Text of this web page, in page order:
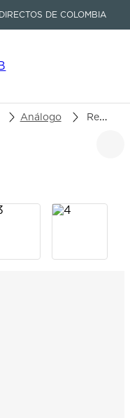
DE COLOMBIA
Análogo Reloj Calvin Klein Iconic 25200342